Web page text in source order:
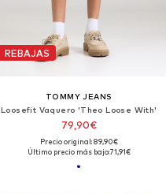
REBAJAS
TOMMY JEANS
Loosefit Vaquero 'Theo Loose With'
79,90€
Precio original: 89,90€
Último precio más bajo:71,91€